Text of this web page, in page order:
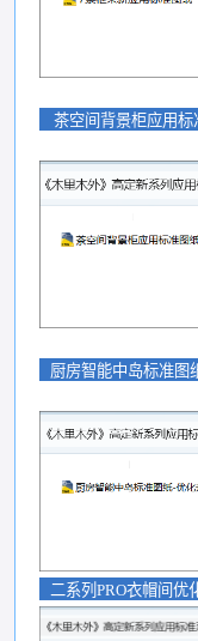
茶空间背景柜应用标
厨房智能中岛标准图
二系列PRO衣帽间优